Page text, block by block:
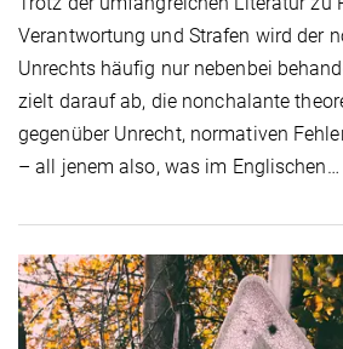
Verantwortung und Strafen wird der
Unrechts häufig nur nebenbei
zielt darauf ab, die nonchalante
gegenüber Unrecht, normativen
– all jenem also, was im Englischen…